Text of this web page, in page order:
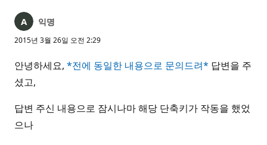
익명
2015년 3월 26일 오전 2:29
안녕하세요, *전에 동일한 내용으로 문의드려* 답변을 주
셨고,
답변 주신 내용으로 잠시나마 해당 단축키가 작동을 했었
으나